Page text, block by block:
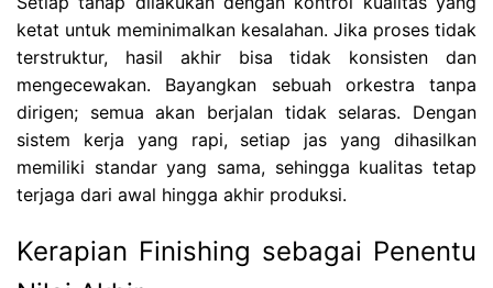
ketat untuk meminimalkan kesalahan. Jika proses tidak
terstruktur, hasil akhir bisa tidak konsisten dan
mengecewakan. Bayangkan sebuah orkestra tanpa
dirigen; semua akan berjalan tidak selaras. Dengan
sistem kerja yang rapi, setiap jas yang dihasilkan
memiliki standar yang sama, sehingga kualitas tetap
terjaga dari awal hingga akhir produksi.
Kerapian Finishing sebagai Penentu